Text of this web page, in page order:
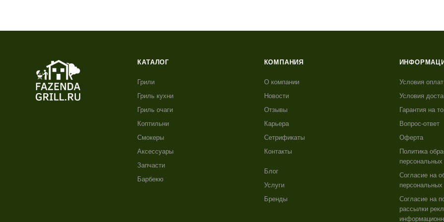
КАТАЛОГ
Грили
Гриль кухни
Гриль очаги
Коптильни
Смокеры
Аксессуары
Запчасти
Барбекю
КОМПАНИЯ
О компании
Новости
Отзывы
Карьера
Сетрификаты
Контакты
Блог
Услуги
Бренды
Условия
Условия
Гарантия на
Вопрос-ответ
Оферта
Политика
Согласие на
Согласие на
рассылки